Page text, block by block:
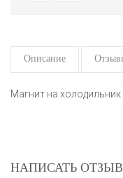
Описание
Магнит на холодильник.
НАПИСАТЬ ОТЗЫВ